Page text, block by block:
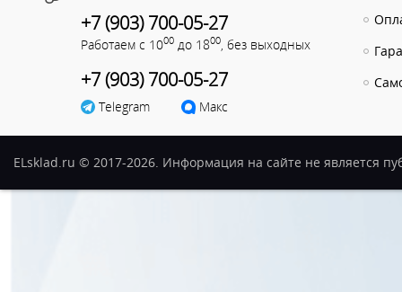
+7 (903) 700-05-27
Работаем с 1000 до 1800 , без выходных
+7 (903) 700-05-27
Telegram Макс
ELsklad.ru © 2017-2026. Информация на сайте не является